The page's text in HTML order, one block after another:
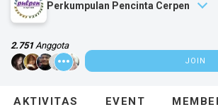
Perkumpulan Pencinta Cerpen
JOIN
2.751Anggota
Tempat berbagi soal cerpen.
AKTIVITAS EVENT